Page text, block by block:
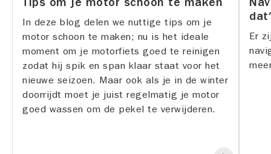
In deze blog delen we nuttige tips om je
motor schoon te maken; nu is het ideale
moment om je motorfiets goed te reinigen
zodat hij spik en span klaar staat voor het
nieuwe seizoen. Maar ook als je in de winter
doorrijdt moet je juist regelmatig je motor
goed wassen om de pekel te verwijderen.
Er